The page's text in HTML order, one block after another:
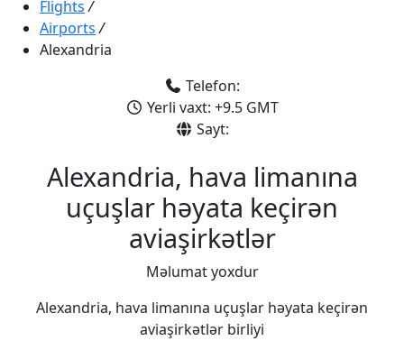
Flights /
Airports /
Alexandria
Telefon:
Yerli vaxt: +9.5 GMT
Sayt:
Alexandria, hava limanına
uçuşlar həyata keçirən
aviaşirkətlər
Məlumat yoxdur
Alexandria, hava limanına uçuşlar həyata keçirən
aviaşirkətlər birliyi